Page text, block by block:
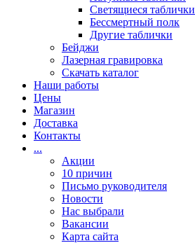
Светящиеся таблички
Бессмертный полк
Другие таблички
Бейджи
Лазерная гравировка
Скачать каталог
Наши работы
Цены
Магазин
Доставка
Контакты
...
Акции
10 причин
Письмо руководителя
Новости
Нас выбрали
Вакансии
Карта сайта